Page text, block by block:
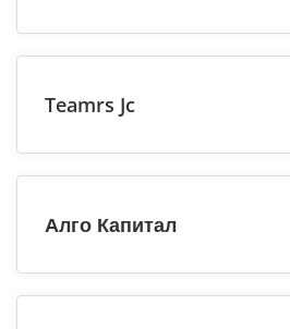
Teamrs Jc
Алго Капитал